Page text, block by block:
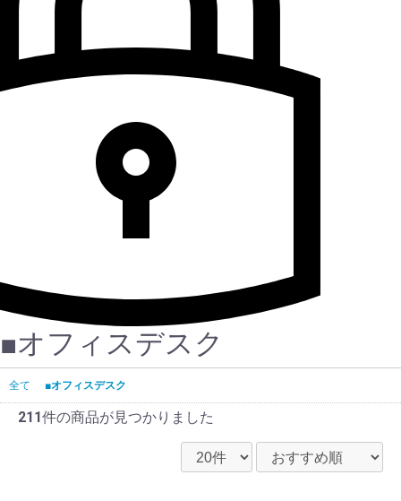
■オフィスデスク
全て ■オフィスデスク
211件の商品が見つかりました